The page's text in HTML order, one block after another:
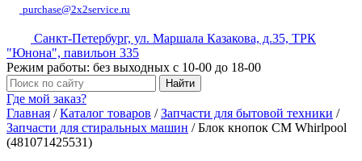
purchase@2x2service.ru
Санкт-Петербург, ул. Маршала Казакова, д.35, ТРК
"Юнона", павильон 335
Режим работы: без выходных с 10-00 до 18-00
Где мой заказ?
Главная /Каталог товаров /Запчасти для бытовой техники /
Запчасти для стиральных машин /Блок кнопок СМ Whirlpool
(481071425531)